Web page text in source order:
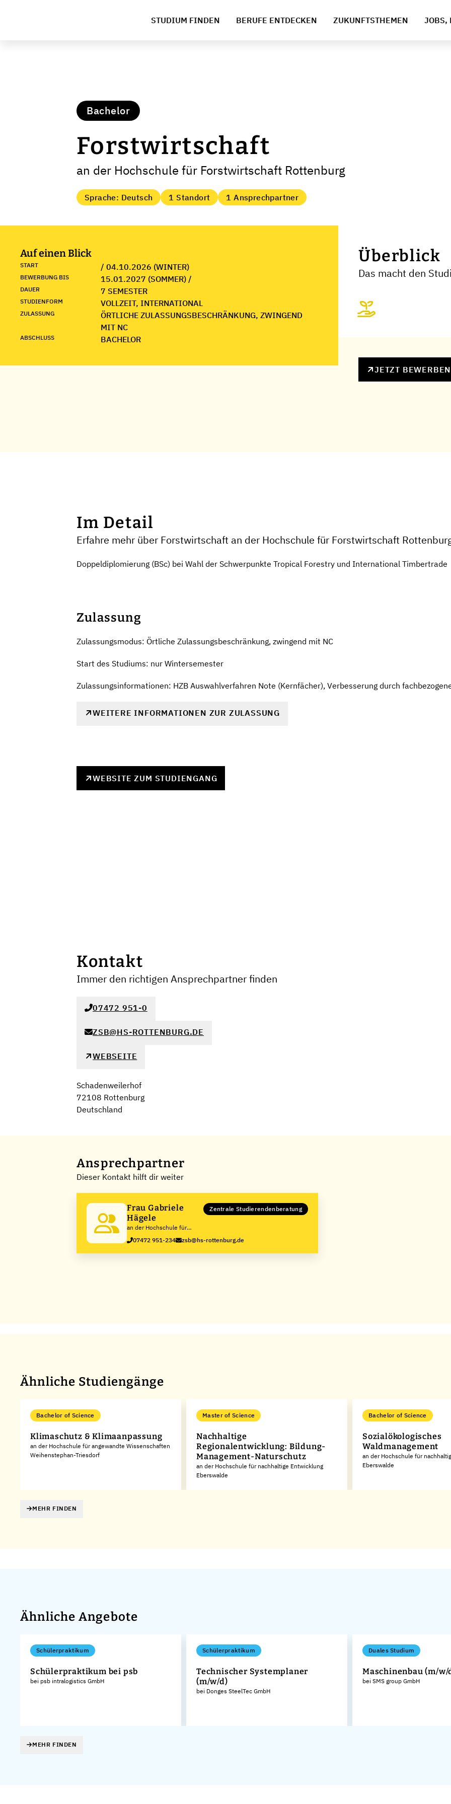
STUDIUM FINDEN BERUFE ENTDECKEN ZUKUNFTSTHEMEN JOBS,
Bachelor
Forstwirtschaft
an der Hochschule für Forstwirtschaft Rottenburg
Sprache: Deutsch 1 Standort 1 Ansprechpartner
Auf einen Blick
START / 04.10.2026 (WINTER)
BEWERBUNG BIS 15.01.2027 (SOMMER) /
DAUER 7 SEMESTER
STUDIENFORM VOLLZEIT, INTERNATIONAL
ZULASSUNG
ÖRTLICHE ZULASSUNGSBESCHRÄNKUNG, ZWINGEND
MIT NC
ABSCHLUSS BACHELOR
Überblick
Das macht den
JETZT BEWERBEN
Im Detail
Erfahre mehr über Forstwirtschaft an der Hochschule für Forstwirtschaft
Doppeldiplomierung (BSc) bei Wahl der Schwerpunkte Tropical Forestry und International Timbertrade
Zulassung
Zulassungsmodus: Örtliche Zulassungsbeschränkung, zwingend mit NC
Start des Studiums: nur Wintersemester
Zulassungsinformationen: HZB Auswahlverfahren Note (Kernfächer), Verbesserung durch
WEITERE INFORMATIONEN ZUR ZULASSUNG
WEBSITE ZUM STUDIENGANG
Kontakt
Immer den richtigen Ansprechpartner finden
07472 951-0
ZSB@HS-ROTTENBURG.DE
WEBSEITE
Schadenweilerhof
72108 Rottenburg
Deutschland
Ansprechpartner
Dieser Kontakt hilft dir weiter
Frau Gabriele
Hägele
an der Hochschule für
Forstwirtschaft Rottenburg
Zentrale Studierendenberatung
07472 951-234 zsb@hs-rottenburg.de
Ähnliche Studiengänge
Bachelor of Science
Klimaschutz & Klimaanpassung
an der Hochschule für angewandte Wissenschaften
Weihenstephan-Triesdorf
Master of Science
Nachhaltige
Regionalentwicklung: Bildung-
Management-Naturschutz
an der Hochschule für nachhaltige Entwicklung
Eberswalde
Bachelor of Science
Sozialökologisches
Waldmanagement
an der Hochschule für
Eberswalde
MEHR FINDEN
Ähnliche Angebote
Schülerpraktikum
Schülerpraktikum bei psb
bei psb intralogistics GmbH
Schülerpraktikum
Technischer Systemplaner
(m/w/d)
bei Donges SteelTec GmbH
Duales Studium
Maschinenbau (m/w/
bei SMS group GmbH
MEHR FINDEN